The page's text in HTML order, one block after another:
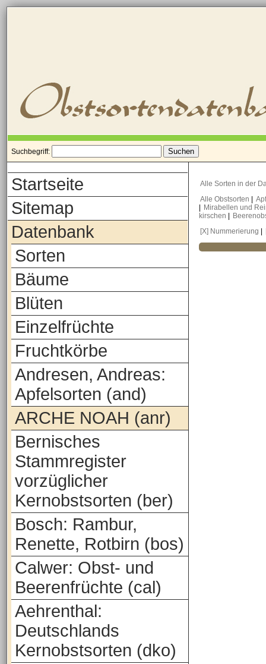
Suchbegriff:
Startseite
Sitemap
Datenbank
Sorten
Bäume
Blüten
Einzelfrüchte
Fruchtkörbe
Andresen, Andreas:
Apfelsorten (and)
ARCHE NOAH (anr)
Bernisches
Stammregister
vorzüglicher
Kernobstsorten (ber)
Bosch: Rambur,
Renette, Rotbirn (bos)
Calwer: Obst- und
Beerenfrüchte (cal)
Aehrenthal:
Deutschlands
Kernobstsorten (dko)
Alle Sorten in der
Alle Obstsorten
Mirabellen und
kirschen
[X] Nummerierung